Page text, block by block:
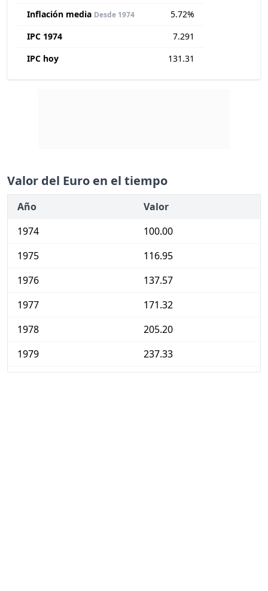
Inflación media Desde 1974
5.72%
IPC 1974
7.291
IPC hoy
131.31
Valor del Euro en el tiempo
Año
Valor
1974
100.00
1975
116.95
1976
137.57
1977
171.32
1978
205.20
1979
237.33